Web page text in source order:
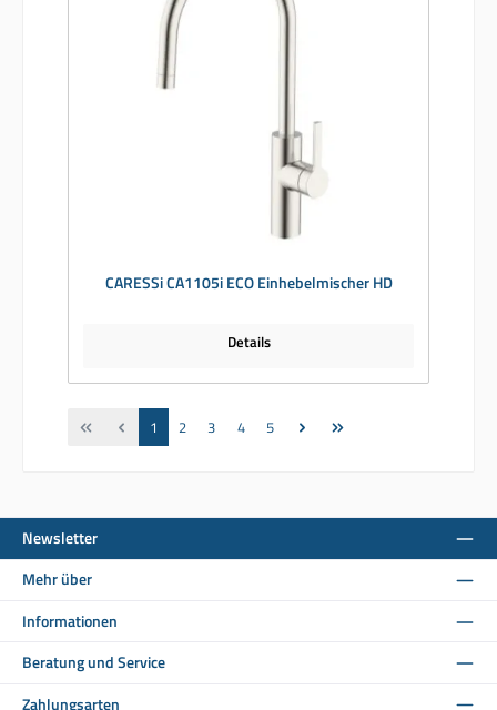
CARESSi CA1105i ECO Einhebelmischer HD
Details
Seite
1 Seite
2 Seite
3 Seite
4 Seite
5
Newsletter
Mehr über
Informationen
Beratung und Service
Zahlungsarten